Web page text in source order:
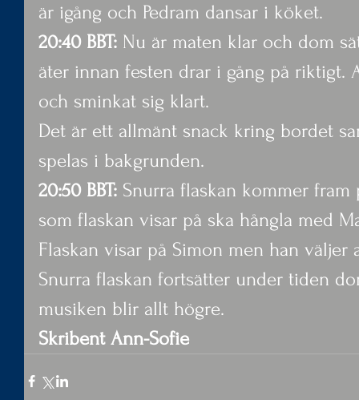
är igång och Pedram dansar i köket.
20:40 BBT: Nu är maten klar och dom
äter innan festen drar i gång på riktigt.
och sminkat sig klart.
Det är ett allmänt snack kring bordet
spelas i bakgrunden.
20:50 BBT: Snurra flaskan kommer
som flaskan visar på ska hångla med
Flaskan visar på Simon men han väljer
Snurra flaskan fortsätter under tiden
musiken blir allt högre.
Skribent Ann-Sofie